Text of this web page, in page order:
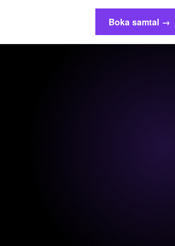
Boka samtal →